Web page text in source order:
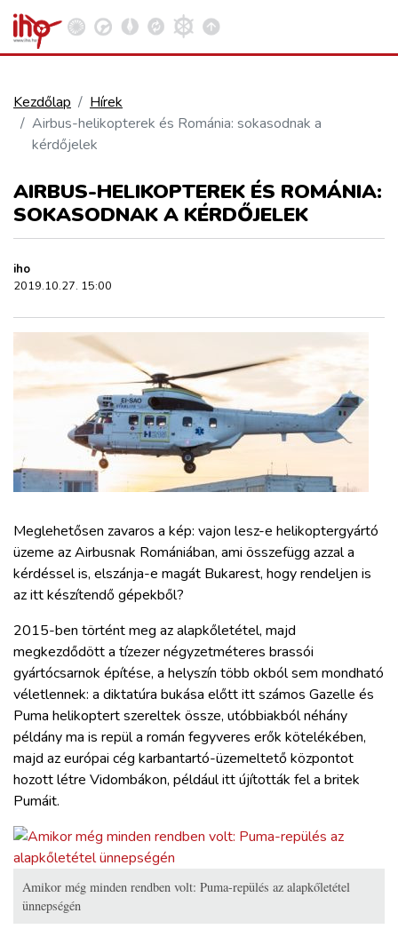
VASÚT
KÖZÚT
REPÜLÉS
KÖZLEKEDÉSFEJLESZTÉS
ELLÁTÁSI LÁNC
ZÖLDÚT
HAJÓZÁS
ARCHÍVUM
BELÉPÉS
REGISZTRÁCIÓ
Kezdőlap
Hírek
Airbus-helikopterek és Románia: sokasodnak a
kérdőjelek
AIRBUS-HELIKOPTEREK ÉS ROMÁNIA:
SOKASODNAK A KÉRDŐJELEK
iho
2019.10.27. 15:00
Meglehetősen zavaros a kép: vajon lesz-e helikoptergyártó
üzeme az Airbusnak Romániában, ami összefügg azzal a
kérdéssel is, elszánja-e magát Bukarest, hogy rendeljen is
az itt készítendő gépekből?
2015-ben történt meg az alapkőletétel, majd
megkezdődött a tízezer négyzetméteres brassói
gyártócsarnok építése, a helyszín több okból sem mondható
véletlennek: a diktatúra bukása előtt itt számos Gazelle és
Puma helikoptert szereltek össze, utóbbiakból néhány
példány ma is repül a román fegyveres erők kötelékében,
majd az európai cég karbantartó-üzemeltető központot
hozott létre Vidombákon, például itt újították fel a britek
Pumáit.
Amikor még minden rendben volt: Puma-repülés az alapkőletétel
ünnepségén